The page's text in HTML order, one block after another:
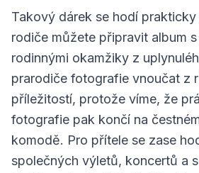
Takový dárek se hodí
rodiče můžete připravit album
rodinnými okamžiky z
prarodiče fotografie vnoučat z
příležitostí, protože víme, že
fotografie pak končí na
komodě. Pro přítele se zase
společných výletů, koncertů a